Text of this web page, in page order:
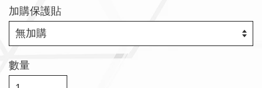
加購保護貼
數量